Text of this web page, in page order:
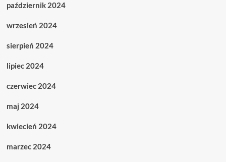
październik 2024
wrzesień 2024
sierpień 2024
lipiec 2024
czerwiec 2024
maj 2024
kwiecień 2024
marzec 2024